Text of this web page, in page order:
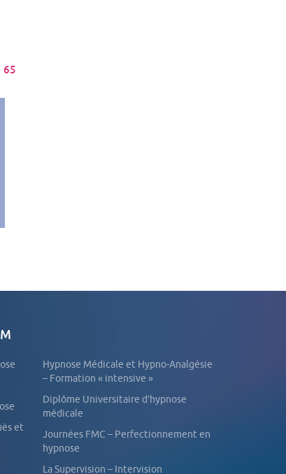
65
Hypnose Médicale et Hypno-Analgésie
– Formation « intensive »
Diplôme Universitaire d’hypnose
médicale
Journées FMC – Perfectionnement en
hypnose
La Supervision – Intervision